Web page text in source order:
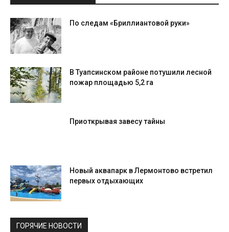
По следам «Бриллиантовой руки»
В Туапсинском районе потушили лесной
пожар площадью 5,2 га
Приоткрывая завесу тайны
Новый аквапарк в Лермонтово встретил
первых отдыхающих
ГОРЯЧИЕ НОВОСТИ